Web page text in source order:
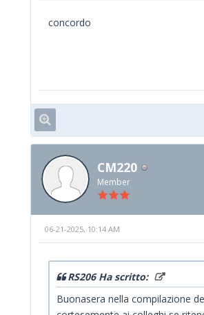
concordo
CM220
Member
06-21-2025, 10:14 AM
RS206 Ha scritto:
Buonasera nella compilazione